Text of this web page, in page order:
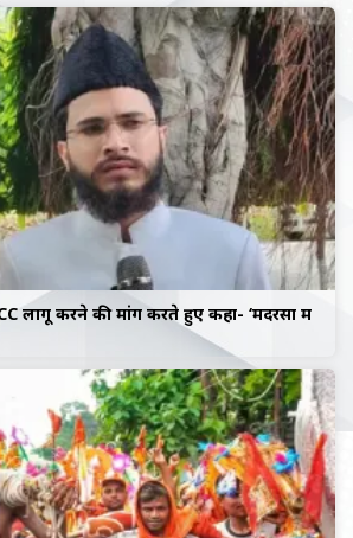
लागू करने की मांग करते हुए कहा- ‘मदरसों में